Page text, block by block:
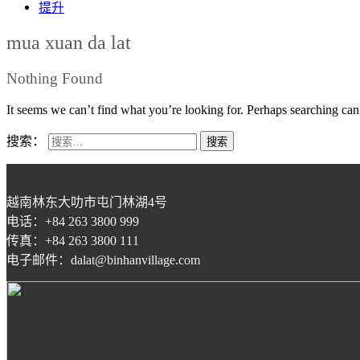
提升
mua xuan da lat
Nothing Found
It seems we can’t find what you’re looking for. Perhaps searching
搜索：
越南林东大叻市屯门林湖4号
电话：+84 263 3800 999
传真：+84 263 3800 111
电子邮件：dalat@binhanvillage.com